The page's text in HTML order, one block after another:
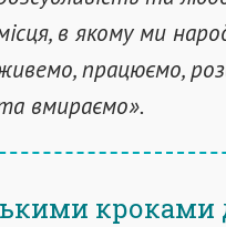
в якому ми
працюємо,
вмираємо».
кроками